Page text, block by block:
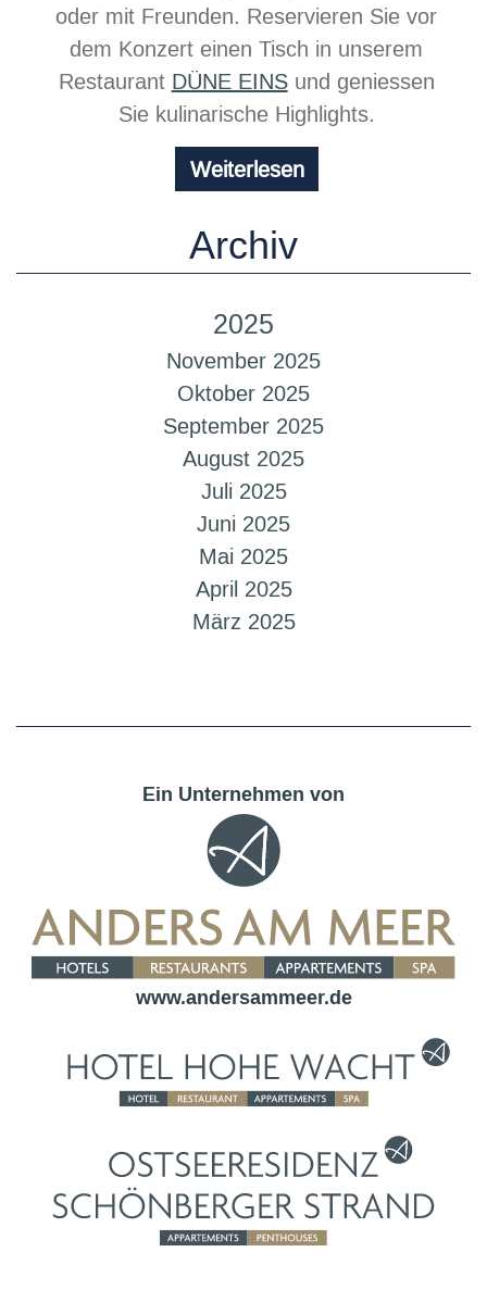
oder mit Freunden. Reservieren Sie vor
dem Konzert einen Tisch in unserem
Restaurant DÜNE EINSund geniessen
Sie kulinarische Highlights.
WeiterlesenChill
at
Archiv
2025
November 2025
Oktober 2025
September 2025
August 2025
Juli 2025
Juni 2025
Mai 2025
April 2025
März 2025
Ein Unternehmen von
www.andersammeer.de